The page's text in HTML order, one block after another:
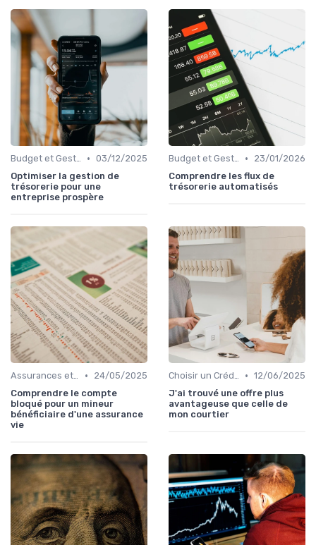
Budget et Gestion des Finances Personnelles • 03/12/2025
Optimiser la gestion de
trésorerie pour une
entreprise prospère
Budget et Gestion des Finances Personnelles •
23/01/2026
Comprendre les flux de
trésorerie automatisés
Assurances et Protections Financières •
24/05/2025
Comprendre le compte
bloqué pour un mineur
bénéficiaire d'une assurance
vie
Choisir un Crédit Immobilier • 12/06/2025
J'ai trouvé une offre plus
avantageuse que celle de
mon courtier